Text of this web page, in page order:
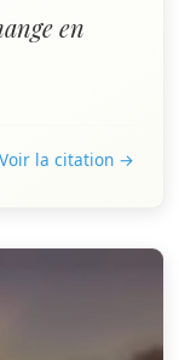
en
Voir la citation →